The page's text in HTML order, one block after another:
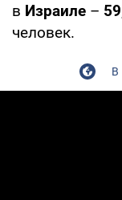
в Израиле –
человек.